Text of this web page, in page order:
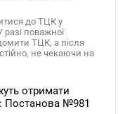
до ТЦК у
поважної
ТЦК, а після
не чекаючи на
отримати
Постанова №981